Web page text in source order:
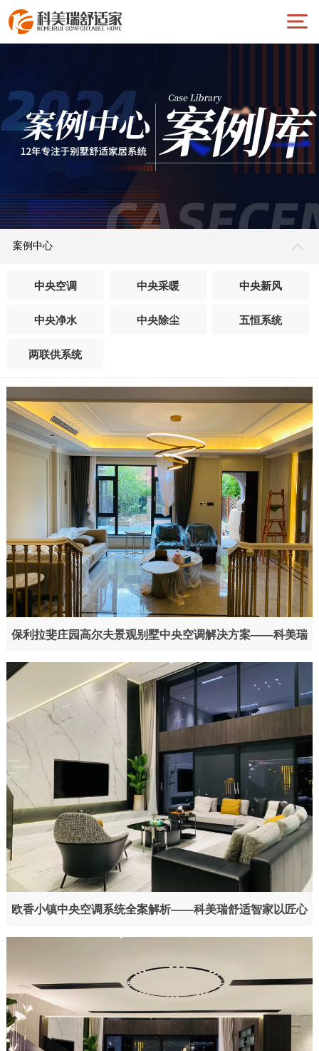
案例中心
中央空调 中央采暖 中央新风
中央净水 中央除尘 五恒系统
两联供系统
保利拉斐庄园高尔夫景观别墅中央空调解决方案——科美瑞
舒适智家演绎高端人居科技美学
欧香小镇中央空调系统全案解析——科美瑞舒适智家以匠心
科技赋能世家奢居